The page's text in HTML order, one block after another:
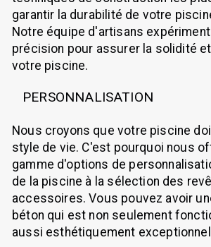
garantir la durabilité de votre
Notre équipe d'artisans
précision pour assurer la solidité
votre piscine.
PERSONNALISATION
Nous croyons que votre piscine
style de vie. C'est pourquoi nous
gamme d'options de
de la piscine à la sélection des
accessoires. Vous pouvez avoir
béton qui est non seulement
aussi esthétiquement